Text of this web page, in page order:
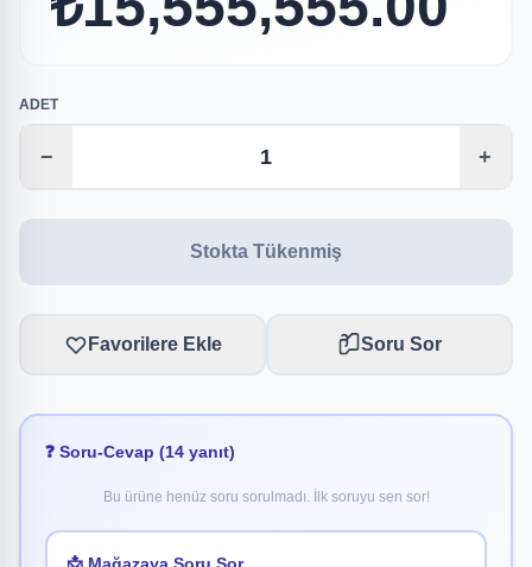
ADET
− +
Stokta Tükenmiş
Favorilere Ekle Soru Sor
❓ Soru-Cevap (14 yanıt)
Bu ürüne henüz soru sorulmadı. İlk soruyu sen sor!
📩 Mağazaya Soru Sor